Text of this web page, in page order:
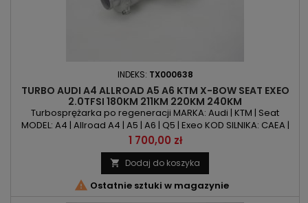
INDEKS: TX000638
TURBO AUDI A4 ALLROAD A5 A6 KTM X-BOW SEAT EXEO
2.0TFSI 180KM 211KM 220KM 240KM
Turbosprężarka po regeneracji MARKA: Audi | KTM | Seat
MODEL: A4 | Allroad A4 | A5 | A6 | Q5 | Exeo KOD SILNIKA: CAEA |
CAEB | CAED | CDNB | CDNC | CDND | CFKA | CPMA | CPMB
POJEMNOŚĆ: 1984ccm 2.0TFSI MOC: 180KM/132kW |
211KM/155kW | 220KM/162kW | 240KM/177kWROK PRODUKCJI:
Od 2008r
Cena
1 700,00 zł
 Dodaj do koszyka
 Ostatnie sztuki w magazynie